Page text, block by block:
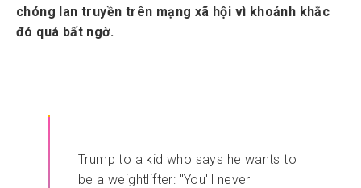
chóng lan truyền trên mạng xã hội vì khoảnh khắc
đó quá bất ngờ.
Trump to a kid who says he wants to
be a weightlifter: "You'll never